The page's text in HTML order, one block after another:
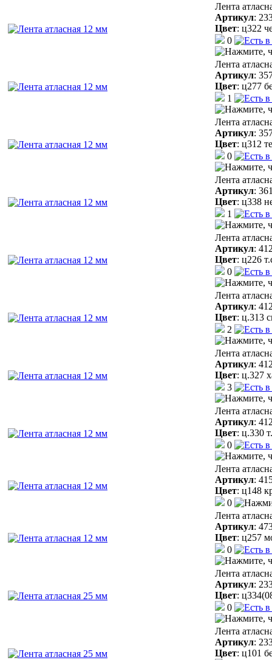
Лента
Артикул:
Цвет: ц322
0
Лента
Артикул:
Цвет: ц277
1
Лента
Артикул:
Цвет: ц312
0
Лента
Артикул:
Цвет: ц338
1
Лента
Артикул:
Цвет: ц226
0
Лента
Артикул:
Цвет: ц.313
2
Лента
Артикул:
Цвет: ц.327
3
Лента
Артикул:
Цвет: ц.330
0
Лента
Артикул:
Цвет: ц148
0
Лента
Артикул:
Цвет: ц257
0
Лента
Артикул:
Цвет:
0
Лента
Артикул:
Цвет: ц101